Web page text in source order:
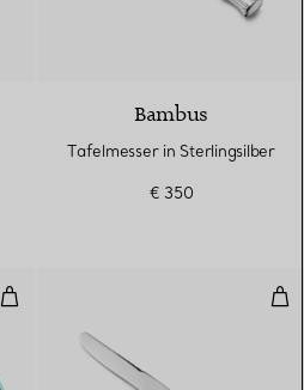
Bambus
Tafelmesser in Sterlingsilber
€ 350
Rennauto-Uhr aus Aluminium